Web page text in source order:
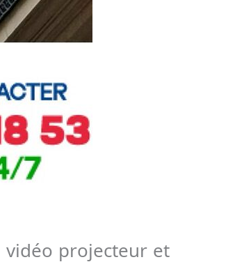
vidéo projecteur et